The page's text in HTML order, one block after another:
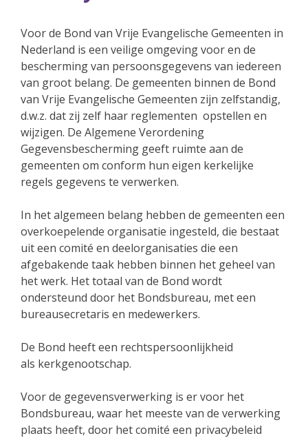
Voor de Bond van Vrije Evangelische Gemeenten in
Nederland is een veilige omgeving voor en de
bescherming van persoonsgegevens van iedereen
van groot belang. De gemeenten binnen de Bond
van Vrije Evangelische Gemeenten zijn zelfstandig,
d.w.z. dat zij zelf haar reglementen opstellen en
wijzigen. De Algemene Verordening
Gegevensbescherming geeft ruimte aan de
gemeenten om conform hun eigen kerkelijke
regels gegevens te verwerken.
In het algemeen belang hebben de gemeenten een
overkoepelende organisatie ingesteld, die bestaat
uit een comité en deelorganisaties die een
afgebakende taak hebben binnen het geheel van
het werk. Het totaal van de Bond wordt
ondersteund door het Bondsbureau, met een
bureausecretaris en medewerkers.
De Bond heeft een rechtspersoonlijkheid
als kerkgenootschap.
Voor de gegevensverwerking is er voor het
Bondsbureau, waar het meeste van de verwerking
plaats heeft, door het comité een privacybeleid